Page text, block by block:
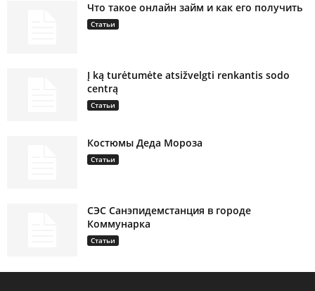
Что такое онлайн займ и как его получить
Статьи
Į ką turėtumėte atsižvelgti renkantis sodo
centrą
Статьи
Костюмы Деда Мороза
Статьи
СЭС Санэпидемстанция в городе
Коммунарка
Статьи